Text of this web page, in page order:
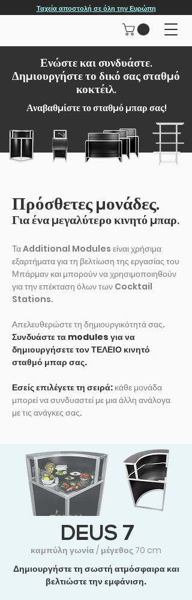
Ταχεία αποστολή σε όλη την Ευρώπη
Ενώστε και συνδυάστε.
Δημιουργήστε το δικό σας σταθμό
κοκτέιλ.
Αναβαθμίστε το σταθμό μπαρ σας!
Πρόσθετες μονάδες.
Για ένα μεγαλύτερο κινητό μπαρ.
Τα Additional Modules είναι χρήσιμα
εξαρτήματα για τη βελτίωση της εργασίας του
Μπάρμαν και μπορούν να χρησιμοποιηθούν
για την επέκταση όλων των Cocktail
Stations.
Απελευθερώστε τη δημιουργικότητά σας.
Συνδυάστε τα modules για να
δημιουργήσετε τον ΤΕΛΕΙΟ κινητό
σταθμό μπαρ σας.
Εσείς επιλέγετε τη σειρά: κάθε μονάδα
μπορεί να συνδυαστεί με μια άλλη ανάλογα
με τις ανάγκες σας.
DEUS 7
καμπύλη γωνία / μέγεθος 70 cm
Δημιουργήστε τη σωστή ατμόσφαιρα και
βελτιώστε την εμφάνιση.